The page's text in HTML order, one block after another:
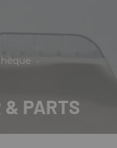
·
& PARTS